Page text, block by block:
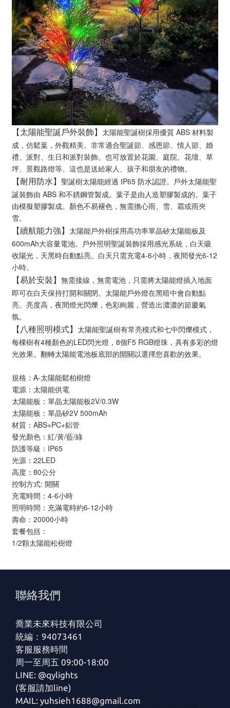
【太陽能聖誕戶外裝飾】 太陽能聖誕樹採用優質 ABS 材料製
成，仿鬆葉，外觀精美。非常適合聖誕節、感恩節、情人節、婚
禮、派對、生日和派對裝飾。也可放置於花園、庭院、花壇、草
坪、景觀路燈等。這也是送給家人、孩子和朋友的禮物。
【耐用防水】 聖誕樹太陽能經過 IP65 防水認證。戶外太陽能聖
誕裝飾由 ABS 和不銹鋼管製成。葉子是由人造塑膠製成的。葉子
由模擬塑膠製成。顏色不易褪色，無需擔心雨、雪、霜或雨夾
雪。
【續航能力強】 太陽能戶外樹採用高功率單晶矽太陽能板及
600mAh大容量電池。戶外照明聖誕裝飾採用感光系統，白天吸
收陽光，天黑時自動點亮。白天只需充電4-6小時，夜間發光6-12
小時。
【易於安裝】 無需接線，無需電池，只需將太陽能燈插入地面
即可在白天保持打開和關閉。太陽能戶外燈在黑暗中會自動點
亮。亮度高，夜間燈光閃爍，色彩絢麗，營造出濃濃的節慶氣
氛。
【八種照明模式】 太陽能聖誕樹有常亮模式和七中閃爍模式，
每棵樹有4種顏色的LED閃光燈，8個F5 RGB燈珠，具有多彩的燈
光效果。翻轉太陽能電池板底部的開關以選擇您喜歡的效果。
規格：A-太陽能鬆柏樹燈
電源：太陽能供電
太陽能板：單晶太陽能板2V/0.3W
太陽能板：單晶矽2V 500mAh
材質：ABS+PC+鋁管
發光顏色：紅/黃/藍/綠
防護等級：IP65
光源：22LED
高度：80公分
控制方式: 開關
充電時間：4-6小時
照明時間：充滿電時約6-12小時
壽命：20000小時
套餐包括：
1/2顆太陽能松樹燈
聯絡我們
喬業未來科技有限公司
統編：94073461
客服服務時間
周一至周五 09:00-18:00
LINE: @qylights
(客服請加line)
MAIL: yuhsieh1688@gmail.com